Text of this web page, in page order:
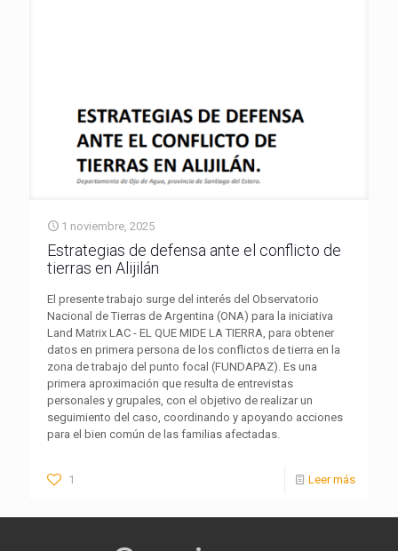
1 noviembre, 2025
Estrategias de defensa ante el conflicto de
tierras en Alijilán
El presente trabajo surge del interés del Observatorio
Nacional de Tierras de Argentina (ONA) para la iniciativa
Land Matrix LAC - EL QUE MIDE LA TIERRA, para obtener
datos en primera persona de los conflictos de tierra en la
zona de trabajo del punto focal (FUNDAPAZ). Es una
primera aproximación que resulta de entrevistas
personales y grupales, con el objetivo de realizar un
seguimiento del caso, coordinando y apoyando acciones
para el bien común de las familias afectadas.
1 Leer más